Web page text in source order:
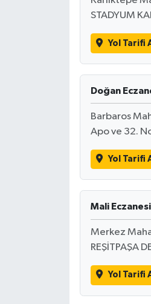
STADYUM
Yol Tarifi
Doğan
Barbaros
Apo ve 32.
Yol Tarifi
Mali Eczanesi
Merkez
REŞİTPAŞA
Yol Tarifi